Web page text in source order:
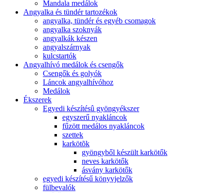
Mandala medálok
Angyalka és tündér tartozékok
angyalka, tündér és egyéb csomagok
angyalka szoknyák
angyalkák készen
angyalszárnyak
kulcstartók
Angyalhívó medálok és csengők
Csengők és golyók
Láncok angyalhívóhoz
Medálok
Ékszerek
Egyedi készítésû gyöngyékszer
egyszerű nyakláncok
fűzött medálos nyakláncok
szettek
karkötõk
gyöngyből készült karkötők
neves karkötők
ásvány karkötők
egyedi készítésű könyvjelzők
fülbevalók